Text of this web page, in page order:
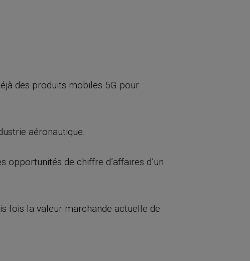
des produits mobiles 5G pour
aéronautique.
opportunités de chiffre d’affaires d’un
fois la valeur marchande actuelle de